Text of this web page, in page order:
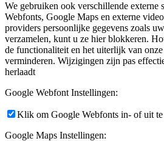
We gebruiken ook verschillende externe
Webfonts, Google Maps en externe
providers persoonlijke gegevens zoals
verzamelen, kunt u ze hier blokkeren.
de functionaliteit en het uiterlijk van
verminderen. Wijzigingen zijn pas
herlaadt
Google Webfont Instellingen:
Klik om Google Webfonts in- of uit te
Google Maps Instellingen: